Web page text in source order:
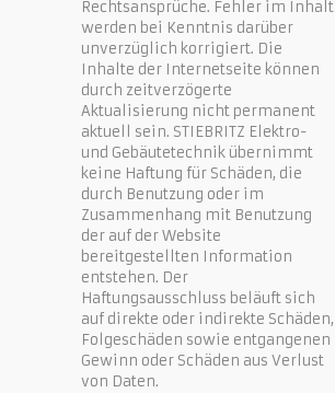
Rechtsansprüche. Fehler im Inhalt
werden bei Kenntnis darüber
unverzüglich korrigiert. Die
Inhalte der Internetseite können
durch zeitverzögerte
Aktualisierung nicht permanent
aktuell sein. STIEBRITZ Elektro-
und Gebäutetechnik übernimmt
keine Haftung für Schäden, die
durch Benutzung oder im
Zusammenhang mit Benutzung
der auf der Website
bereitgestellten Information
entstehen. Der
Haftungsausschluss beläuft sich
auf direkte oder indirekte Schäden,
Folgeschäden sowie entgangenen
Gewinn oder Schäden aus Verlust
von Daten.